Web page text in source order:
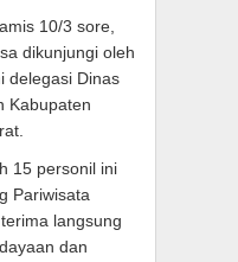
10/3 sore,
dikunjungi oleh
delegasi Dinas
Kabupaten
15 personil ini
Pariwisata
langsung
dan